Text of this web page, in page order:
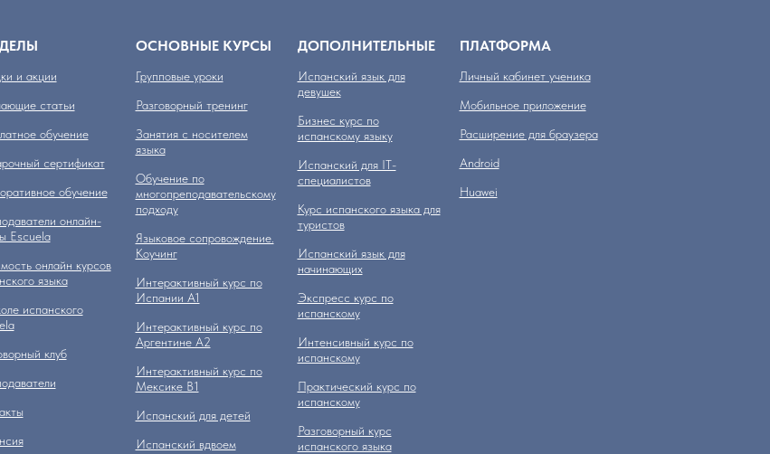
и акции
статьи
обучение
сертификат
обучение
онлайн-
Escuela
онлайн курсов
языка
испанского
клуб
ОСНОВНЫЕ КУРСЫ
Групповые уроки
Разговорный тренинг
Занятия с носителем
языка
Обучение по
многопреподавательскому
подходу
Языковое сопровождение.
Коучинг
Интерактивный курс по
Испании А1
Интерактивный курс по
Аргентине А2
Интерактивный курс по
Мексике B1
Испанский для детей
Испанский вдвоем
ДОПОЛНИТЕЛЬНЫЕ
Испанский язык для
девушек
Бизнес курс по
испанскому языку
Испанский для IT-
специалистов
Курс испанского языка для
туристов
Испанский язык для
начинающих
Экспресс курс по
испанскому
Интенсивный курс по
испанскому
Практический курс по
испанскому
Разговорный курс
испанского языка
ПЛАТФОРМА
Личный кабинет ученика
Мобильное приложение
Расширение для браузера
Аndroid
Huawei